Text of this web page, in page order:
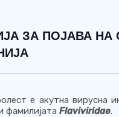
ЗА ПОЈАВА НА
е акутна вирусна
фамилијатаFlaviviridae.